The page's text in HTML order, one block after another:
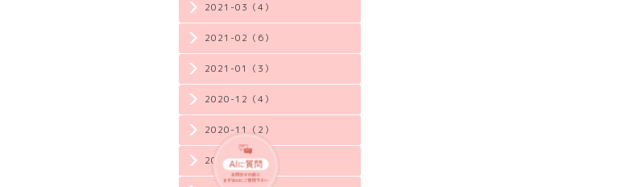
2021-03（4）
2021-02（6）
2021-01（3）
2020-12（4）
2020-11（2）
2020-10（3）